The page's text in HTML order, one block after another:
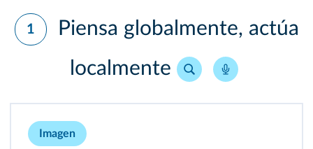
1
Piensa globalmente, actúa
localmente
Imagen